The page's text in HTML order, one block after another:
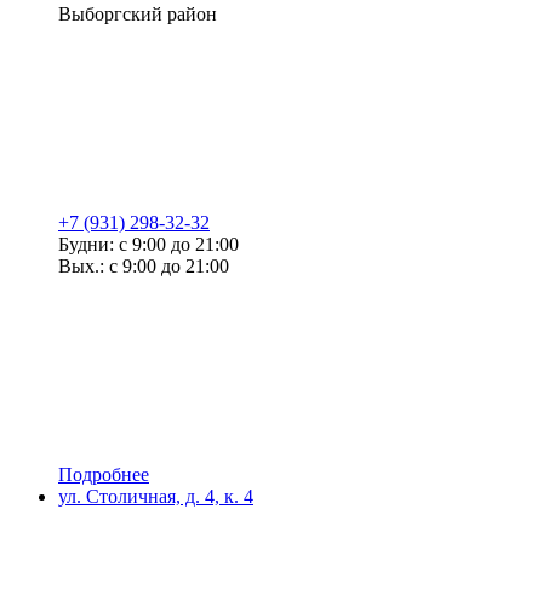
Выборгский район
+7 (931) 298-32-32
Будни: с 9:00 до 21:00
Вых.: с 9:00 до 21:00
Подробнее
ул. Столичная, д. 4, к. 4